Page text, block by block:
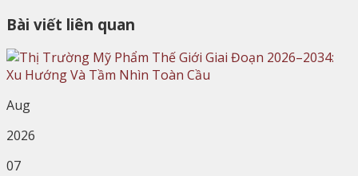
Bài viết liên quan
Aug
2026
07